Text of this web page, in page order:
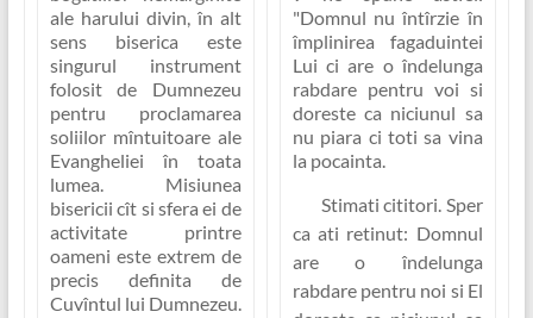
ale harului divin, în alt
sens biserica este
singurul instrument
folosit de Dumnezeu
pentru proclamarea
soliilor mîntuitoare ale
Evangheliei în toata
lumea. Misiunea
bisericii cît si sfera ei de
activitate printre
oameni este extrem de
precis definita de
Cuvîntul lui Dumnezeu.
"Domnul nu întîrzie în
împlinirea fagaduintei
Lui ci are o îndelunga
rabdare pentru voi si
doreste ca niciunul sa
nu piara ci toti sa vina
la pocainta.
Stimati cititori. Sper
ca ati retinut: Domnul
are o îndelunga
rabdare pentru noi si El